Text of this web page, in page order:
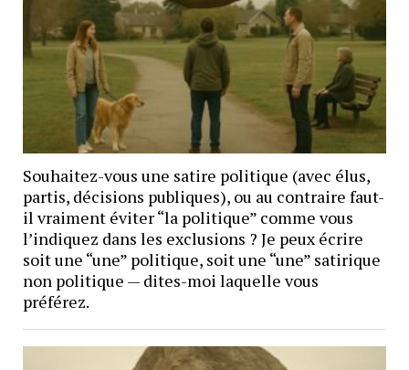
Souhaitez-vous une satire politique (avec élus,
partis, décisions publiques), ou au contraire faut-
il vraiment éviter “la politique” comme vous
l’indiquez dans les exclusions ? Je peux écrire
soit une “une” politique, soit une “une” satirique
non politique — dites-moi laquelle vous
préférez.